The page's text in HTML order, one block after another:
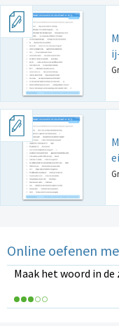
Online oefenen
Maak het woord in